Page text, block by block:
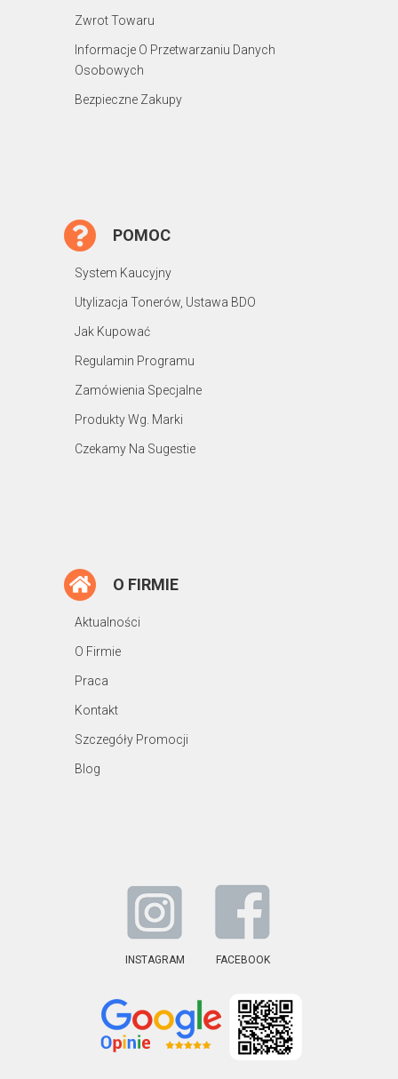
Zwrot Towaru
Informacje O Przetwarzaniu Danych
Osobowych
Bezpieczne Zakupy
POMOC
System Kaucyjny
Utylizacja Tonerów, Ustawa BDO
Jak Kupować
Regulamin Programu
Zamówienia Specjalne
Produkty Wg. Marki
Czekamy Na Sugestie
O FIRMIE
Aktualności
O Firmie
Praca
Kontakt
Szczegóły Promocji
Blog
INSTAGRAM FACEBOOK